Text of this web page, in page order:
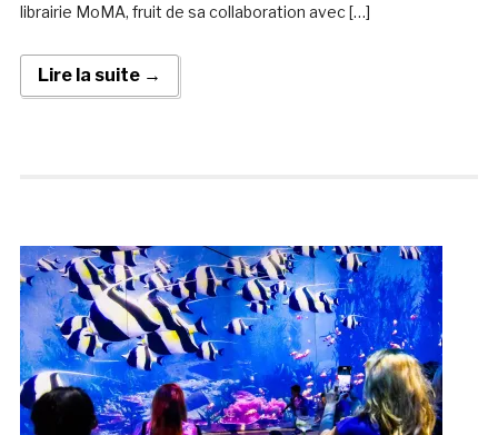
librairie MoMA, fruit de sa collaboration avec […]
Lire la suite →